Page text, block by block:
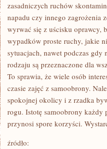
TEGO
CZY
ZNAJDUJĄ
SIĘ
WSI
LUB
zasadniczych ruchów
napadu czy innego zagrożenia
wyrwać się z uścisku oprawcy,
wypadków proste ruchy, jakie
sytuacjach, nawet podczas gdy
rodzaju są przeznaczone dla
To sprawia, że wiele osób
czasie zajęć z samoobrony.
spokojnej okolicy i z rzadka
rogu. Istotę samoobrony
przynosi spore korzyści.
źródło: